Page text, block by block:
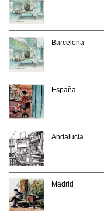
Barcelona
España
Andalucia
Madrid